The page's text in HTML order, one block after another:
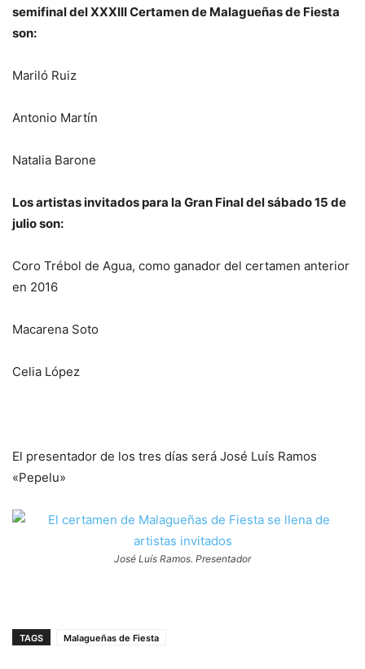
semifinal del XXXIII Certamen de Malagueñas de Fiesta
son:
Mariló Ruiz
Antonio Martín
Natalia Barone
Los artistas invitados para la Gran Final del sábado 15 de
julio son:
Coro Trébol de Agua, como ganador del certamen anterior
en 2016
Macarena Soto
Celia López
El presentador de los tres días será José Luís Ramos
«Pepelu»
José Luís Ramos. Presentador
TAGS Malagueñas de Fiesta